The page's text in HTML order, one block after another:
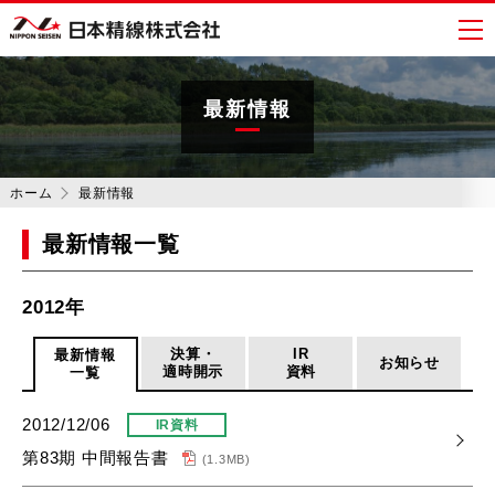
最新情報
ホーム 最新情報
最新情報一覧
2012年
最新情報
一覧
決算・
適時開示
IR
資料
お知らせ
2012/12/06 IR資料
第83期 中間報告書 (1.3MB)